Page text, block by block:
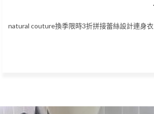
natural couture換季限時3折拼接蕾絲設計連身